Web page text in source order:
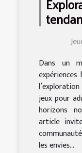
jeux
Dans un
expériences
jeux pour
horizons
article
les envies...